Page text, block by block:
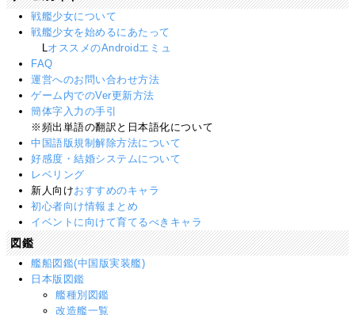
戦艦少女について
戦艦少女を始めるにあたって
オススメのAndroidエミュ
FAQ
運営へのお問い合わせ方法
ゲーム内でのVer更新方法
簡体字入力の手引
※頻出単語の翻訳と日本語化について
中国語版規制解除方法について
好感度・結婚システムについて
レベリング
新人向けおすすめのキャラ
初心者向け情報まとめ
イベントに向けて育てるべきキャラ
図鑑
艦船図鑑(中国版実装艦)
日本版図鑑
艦種別図鑑
改造艦一覧